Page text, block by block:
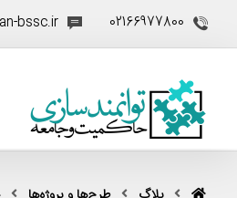
02166977800
bssc.ir